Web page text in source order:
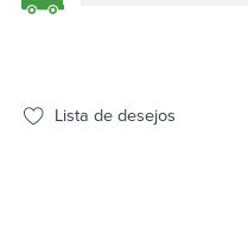
Lista de desejos